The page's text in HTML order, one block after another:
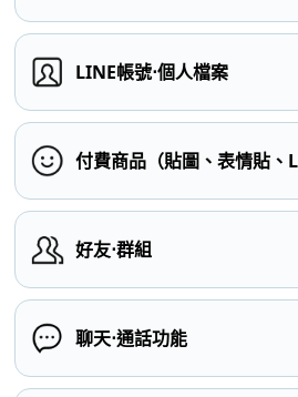
LINE帳號⋅個人檔案
付費商品（貼圖、表情貼、
好友⋅群組
聊天⋅通話功能